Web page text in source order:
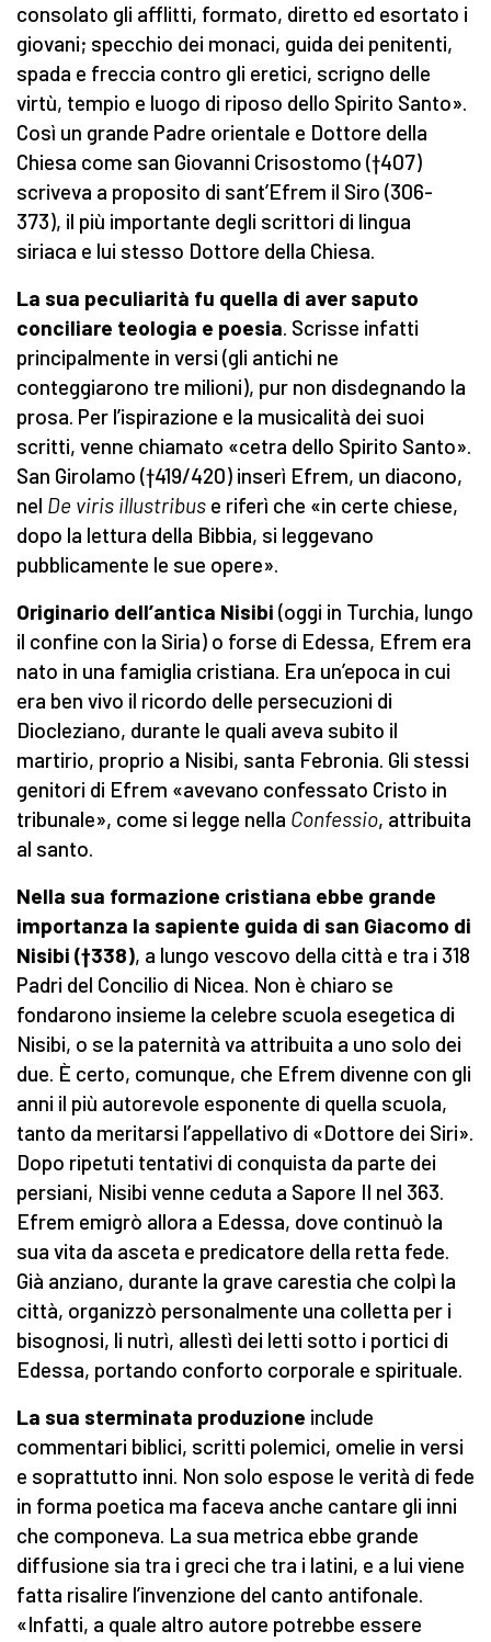
consolato gli afflitti, formato, diretto ed esortato i
giovani; specchio dei monaci, guida dei penitenti,
spada e freccia contro gli eretici, scrigno delle
virtù, tempio e luogo di riposo dello Spirito Santo».
Così un grande Padre orientale e Dottore della
Chiesa come san Giovanni Crisostomo (†407)
scriveva a proposito di sant’Efrem il Siro (306-
373), il più importante degli scrittori di lingua
siriaca e lui stesso Dottore della Chiesa.
La sua peculiarità fu quella di aver saputo
conciliare teologia e poesia. Scrisse infatti
principalmente in versi (gli antichi ne
conteggiarono tre milioni), pur non disdegnando la
prosa. Per l’ispirazione e la musicalità dei suoi
scritti, venne chiamato «cetra dello Spirito Santo».
San Girolamo (†419/420) inserì Efrem, un diacono,
nel De viris illustribus e riferì che «in certe chiese,
dopo la lettura della Bibbia, si leggevano
pubblicamente le sue opere».
Originario dell’antica Nisibi (oggi in Turchia, lungo
il confine con la Siria) o forse di Edessa, Efrem era
nato in una famiglia cristiana. Era un’epoca in cui
era ben vivo il ricordo delle persecuzioni di
Diocleziano, durante le quali aveva subito il
martirio, proprio a Nisibi, santa Febronia. Gli stessi
genitori di Efrem «avevano confessato Cristo in
tribunale», come si legge nella Confessio, attribuita
al santo.
Nella sua formazione cristiana ebbe grande
importanza la sapiente guida di san Giacomo di
Nisibi (†338), a lungo vescovo della città e tra i 318
Padri del Concilio di Nicea. Non è chiaro se
fondarono insieme la celebre scuola esegetica di
Nisibi, o se la paternità va attribuita a uno solo dei
due. È certo, comunque, che Efrem divenne con gli
anni il più autorevole esponente di quella scuola,
tanto da meritarsi l’appellativo di «Dottore dei Siri».
Dopo ripetuti tentativi di conquista da parte dei
persiani, Nisibi venne ceduta a Sapore II nel 363.
Efrem emigrò allora a Edessa, dove continuò la
sua vita da asceta e predicatore della retta fede.
Già anziano, durante la grave carestia che colpì la
città, organizzò personalmente una colletta per i
bisognosi, li nutrì, allestì dei letti sotto i portici di
Edessa, portando conforto corporale e spirituale.
La sua sterminata produzione include
commentari biblici, scritti polemici, omelie in versi
e soprattutto inni. Non solo espose le verità di fede
in forma poetica ma faceva anche cantare gli inni
che componeva. La sua metrica ebbe grande
diffusione sia tra i greci che tra i latini, e a lui viene
fatta risalire l’invenzione del canto antifonale.
«Infatti, a quale altro autore potrebbe essere